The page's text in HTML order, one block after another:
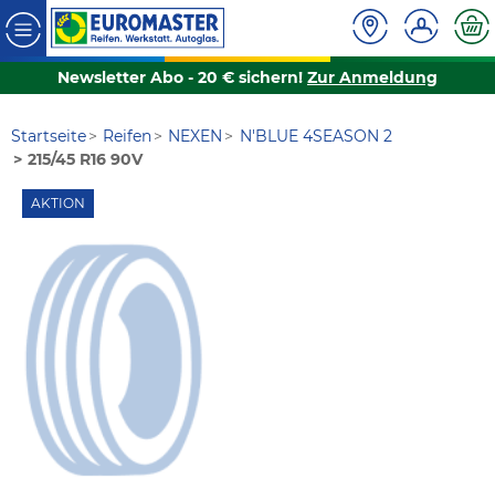
Newsletter Abo - 20 € sichern! Zur Anmeldung
Startseite Reifen NEXEN
N'BLUE 4SEASON 2
215/45 R16 90V
AKTION